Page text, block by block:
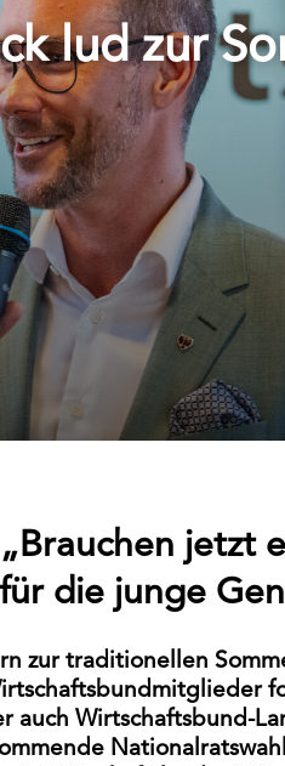
lud zur
jetzt
die junge
zur traditionellen
auch Wirtschaftsbund-